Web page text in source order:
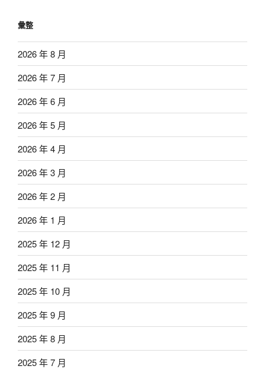
彙整
2026 年 8 月
2026 年 7 月
2026 年 6 月
2026 年 5 月
2026 年 4 月
2026 年 3 月
2026 年 2 月
2026 年 1 月
2025 年 12 月
2025 年 11 月
2025 年 10 月
2025 年 9 月
2025 年 8 月
2025 年 7 月